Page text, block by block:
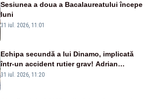
Sesiunea a doua a Bacalaureatului începe
luni
31 iul. 2026, 11:01
Echipa secundă a lui Dinamo, implicată
într-un accident rutier grav! Adrian
Ropotan a fost resuscitat
31 iul. 2026, 11:20